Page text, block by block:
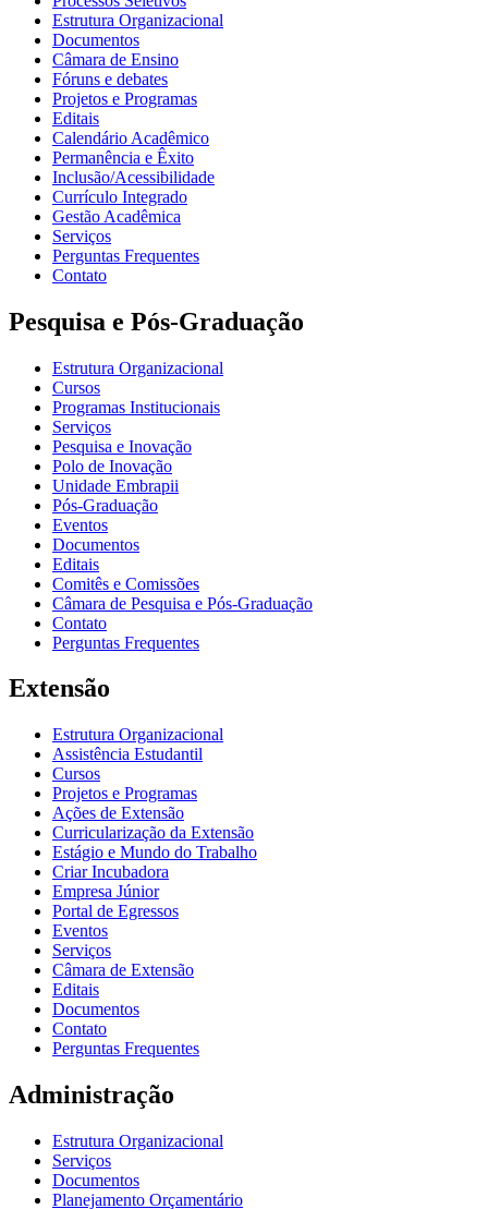
Estrutura Organizacional
Documentos
Câmara de Ensino
Fóruns e debates
Projetos e Programas
Editais
Calendário Acadêmico
Permanência e Êxito
Inclusão/Acessibilidade
Currículo Integrado
Gestão Acadêmica
Serviços
Perguntas Frequentes
Contato
Pesquisa e Pós-Graduação
Estrutura Organizacional
Cursos
Programas Institucionais
Serviços
Pesquisa e Inovação
Polo de Inovação
Unidade Embrapii
Pós-Graduação
Eventos
Documentos
Editais
Comitês e Comissões
Câmara de Pesquisa e Pós-Graduação
Contato
Perguntas Frequentes
Extensão
Estrutura Organizacional
Assistência Estudantil
Cursos
Projetos e Programas
Ações de Extensão
Curricularização da Extensão
Estágio e Mundo do Trabalho
Criar Incubadora
Empresa Júnior
Portal de Egressos
Eventos
Serviços
Câmara de Extensão
Editais
Documentos
Contato
Perguntas Frequentes
Administração
Estrutura Organizacional
Serviços
Documentos
Planejamento Orçamentário